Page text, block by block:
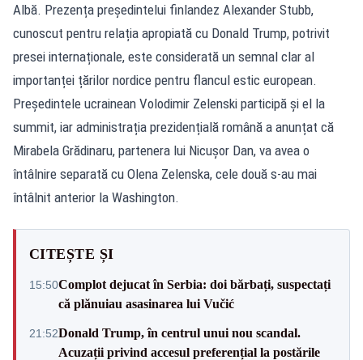
Albă. Prezența președintelui finlandez Alexander Stubb,
cunoscut pentru relația apropiată cu Donald Trump, potrivit
presei internaționale, este considerată un semnal clar al
importanței țărilor nordice pentru flancul estic european.
Președintele ucrainean Volodimir Zelenski participă și el la
summit, iar administrația prezidențială română a anunțat că
Mirabela Grădinaru, partenera lui Nicușor Dan, va avea o
întâlnire separată cu Olena Zelenska, cele două s-au mai
întâlnit anterior la Washington.
CITEȘTE ȘI
15:50Complot dejucat în Serbia: doi bărbați, suspectați
că plănuiau asasinarea lui Vučić
21:52Donald Trump, în centrul unui nou scandal.
Acuzații privind accesul preferențial la postările